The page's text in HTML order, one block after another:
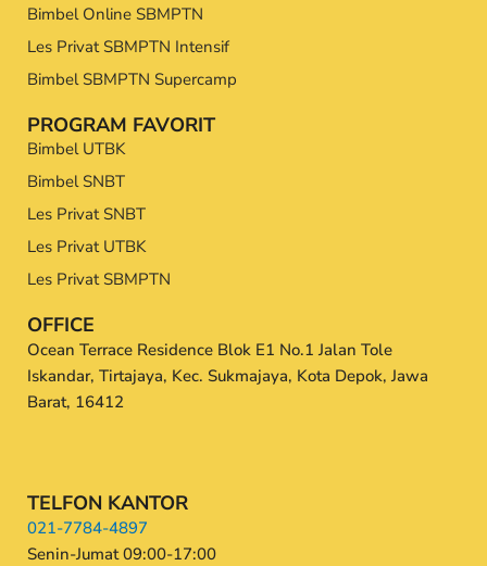
Bimbel Online SBMPTN
Les Privat SBMPTN Intensif
Bimbel SBMPTN Supercamp
PROGRAM FAVORIT
Bimbel UTBK
Bimbel SNBT
Les Privat SNBT
Les Privat UTBK
Les Privat SBMPTN
OFFICE
Ocean Terrace Residence Blok E1 No.1 Jalan Tole
Iskandar, Tirtajaya, Kec. Sukmajaya, Kota Depok, Jawa
Barat, 16412
TELFON KANTOR
021-7784-4897
Senin-Jumat 09:00-17:00